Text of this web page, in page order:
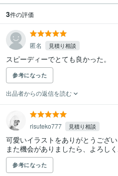
3件の評価
匿名 見積り相談
スピーディーでとても良かった。
参考になった
出品者からの返信を読む
risuteko777 見積り相談
可愛いイラストをありがとうござい
また機会がありましたら、よろし
参考になった